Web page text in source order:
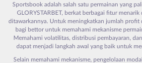
Sportsbook adalah salah satu permainan yang
GLORYSTARBET, berkat berbagai fitur
ditawarkannya. Untuk meningkatkan jumlah profit
bagi bettor untuk memahami mekanisme
Memahami volatilitas, distribusi pembayaran,
dapat menjadi langkah awal yang baik untuk
Selain memahami mekanisme, pengelolaan